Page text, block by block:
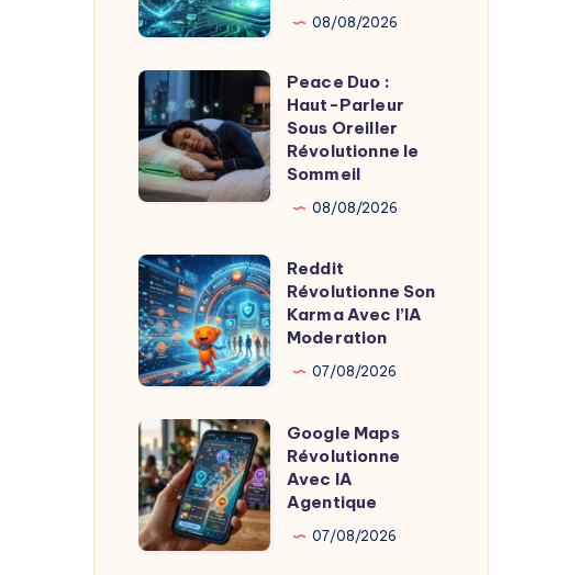
Apple
Psylo
et
Startups
Privacy
Innovent
08/08/2026
Peace
Duo
:
Haut-
Parleur
Oreiller
Révolutionne
le
Sommeil
Peace Duo :
Haut-Parleur
Sous Oreiller
Révolutionne le
Sommeil
08/08/2026
Reddit
Révolutionne
Son
Karma
Avec
l’IA
Moderation
Reddit
Révolutionne Son
Karma Avec l’IA
Moderation
07/08/2026
Google
Maps
Révolutionne
Avec
IA
Google Maps
Révolutionne
Avec IA
Agentique
07/08/2026